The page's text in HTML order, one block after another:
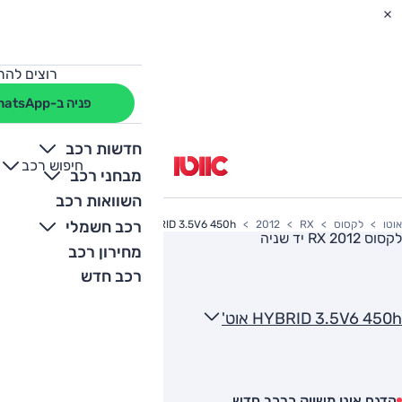
רוצים
פניה ב-WhatsApp
חדשות רכב
מבחני רכב
השוואות רכב
רכב חשמלי
מחירון רכב
רכב חדש
חיפוש רכב
+
-
אוטו לקסוס RX
2012 HYBRID 3.5V6 450h אוט'
לקסוס RX 2012 יד שניה
HYBRID 3.5V6 450h אוט'